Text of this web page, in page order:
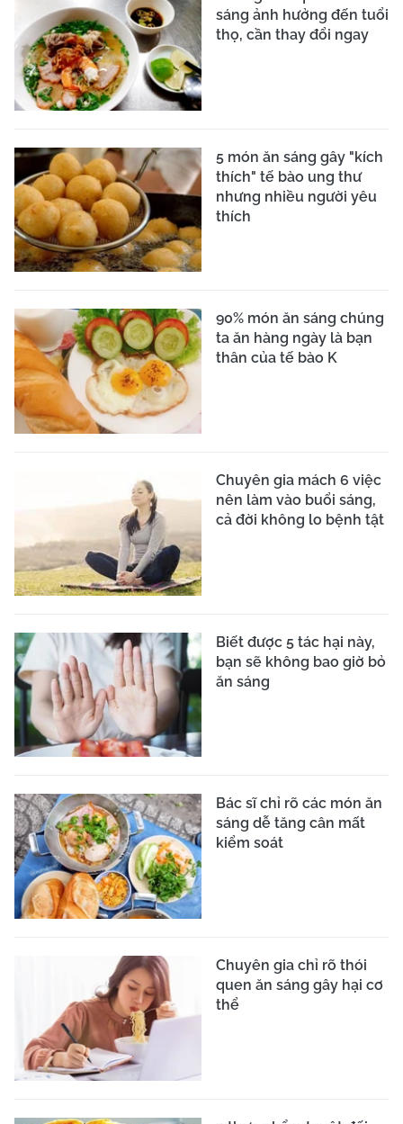
sáng ảnh hưởng đến tuổi
thọ, cần thay đổi ngay
5 món ăn sáng gây "kích
thích" tế bào ung thư
nhưng nhiều người yêu
thích
90% món ăn sáng chúng
ta ăn hàng ngày là bạn
thân của tế bào K
Chuyên gia mách 6 việc
nên làm vào buổi sáng,
cả đời không lo bệnh tật
Biết được 5 tác hại này,
bạn sẽ không bao giờ bỏ
ăn sáng
Bác sĩ chỉ rõ các món ăn
sáng dễ tăng cân mất
kiểm soát
Chuyên gia chỉ rõ thói
quen ăn sáng gây hại cơ
thể